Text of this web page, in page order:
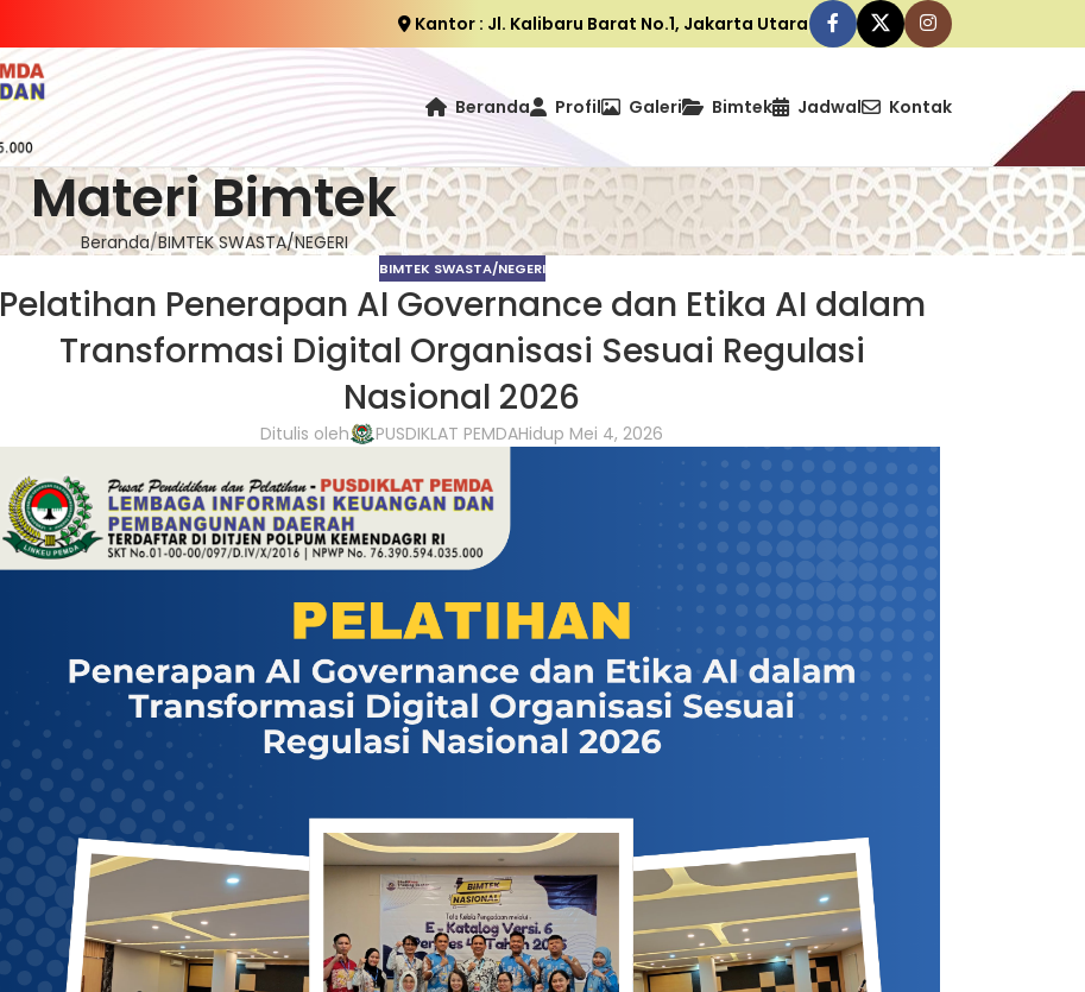
Kantor : Jl. Kalibaru Barat No.1, Jakarta Utara
Beranda Profil Galeri Bimtek Jadwal Kontak
Materi Bimtek
Beranda BIMTEK SWASTA/NEGERI
BIMTEK SWASTA/NEGERI
Pelatihan Penerapan AI Governance dan Etika AI dalam
Transformasi Digital Organisasi Sesuai Regulasi
Nasional 2026
Ditulis oleh PUSDIKLAT PEMDAHidup Mei 4, 2026